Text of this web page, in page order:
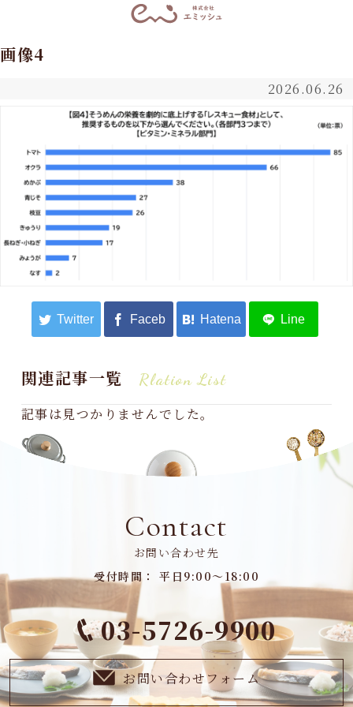
画像4
2026.06.26
関連記事一覧 Rlation List
記事は見つかりませんでした。
Contact
お問い合わせ先
受付時間： 平日9:00～18:00
03-5726-9900
お問い合わせフォーム